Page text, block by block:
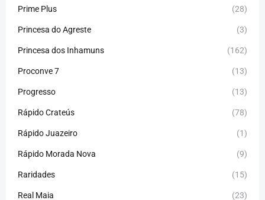
Prime Plus (28)
Princesa do Agreste (3)
Princesa dos Inhamuns (162)
Proconve 7 (13)
Progresso (13)
Rápido Crateús (78)
Rápido Juazeiro (1)
Rápido Morada Nova (9)
Raridades (15)
Real Maia (23)